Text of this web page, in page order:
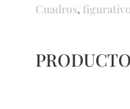
Cuadros, figurativo